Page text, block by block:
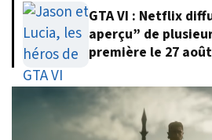
GTA VI : Netflix
aperçu” de
première le 27